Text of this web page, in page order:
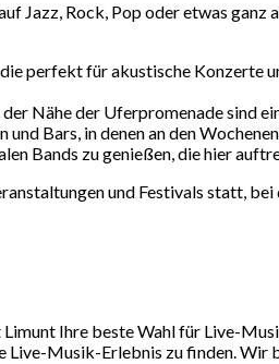
Jazz, Rock, Pop oder etwas
perfekt für akustische Konzerte
Nähe der Uferpromenade
Bars, in denen an den
Bands zu genießen, die hier
und Festivals statt,
Ihre beste Wahl für Live-
Musik-Erlebnis zu finden. Wir